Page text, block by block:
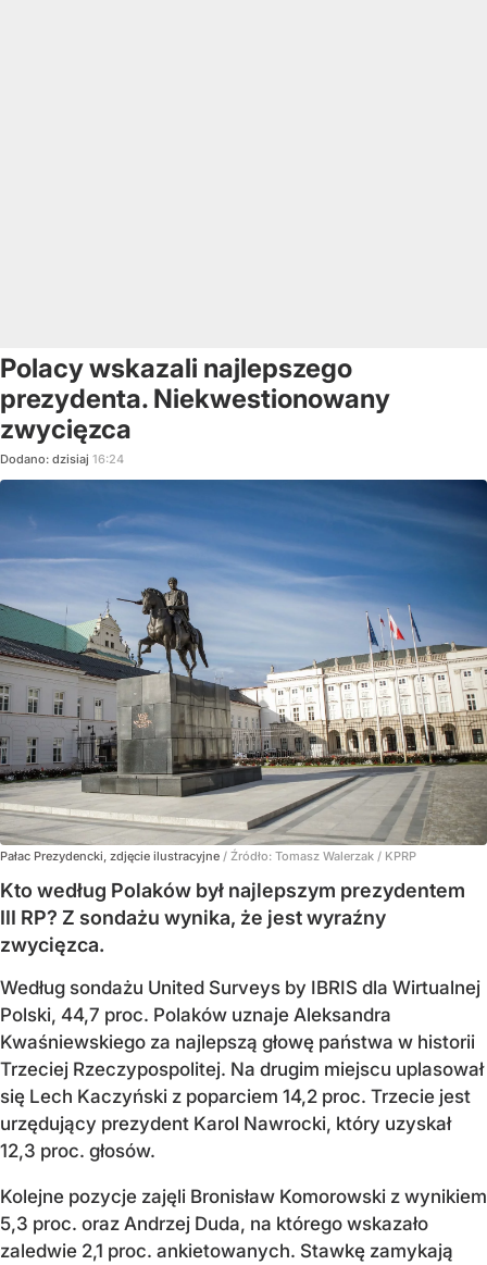
Polacy wskazali najlepszego
prezydenta. Niekwestionowany
zwycięzca
Dodano: dzisiaj 16:24
Pałac Prezydencki, zdjęcie ilustracyjne / Źródło: Tomasz Walerzak / KPRP
Kto według Polaków był najlepszym prezydentem
III RP? Z sondażu wynika, że jest wyraźny
zwycięzca.
Według sondażu United Surveys by IBRIS dla Wirtualnej
Polski, 44,7 proc. Polaków uznaje Aleksandra
Kwaśniewskiego za najlepszą głowę państwa w historii
Trzeciej Rzeczypospolitej. Na drugim miejscu uplasował
się Lech Kaczyński z poparciem 14,2 proc. Trzecie jest
urzędujący prezydent Karol Nawrocki, który uzyskał
12,3 proc. głosów.
Kolejne pozycje zajęli Bronisław Komorowski z wynikiem
5,3 proc. oraz Andrzej Duda, na którego wskazało
zaledwie 2,1 proc. ankietowanych. Stawkę zamykają